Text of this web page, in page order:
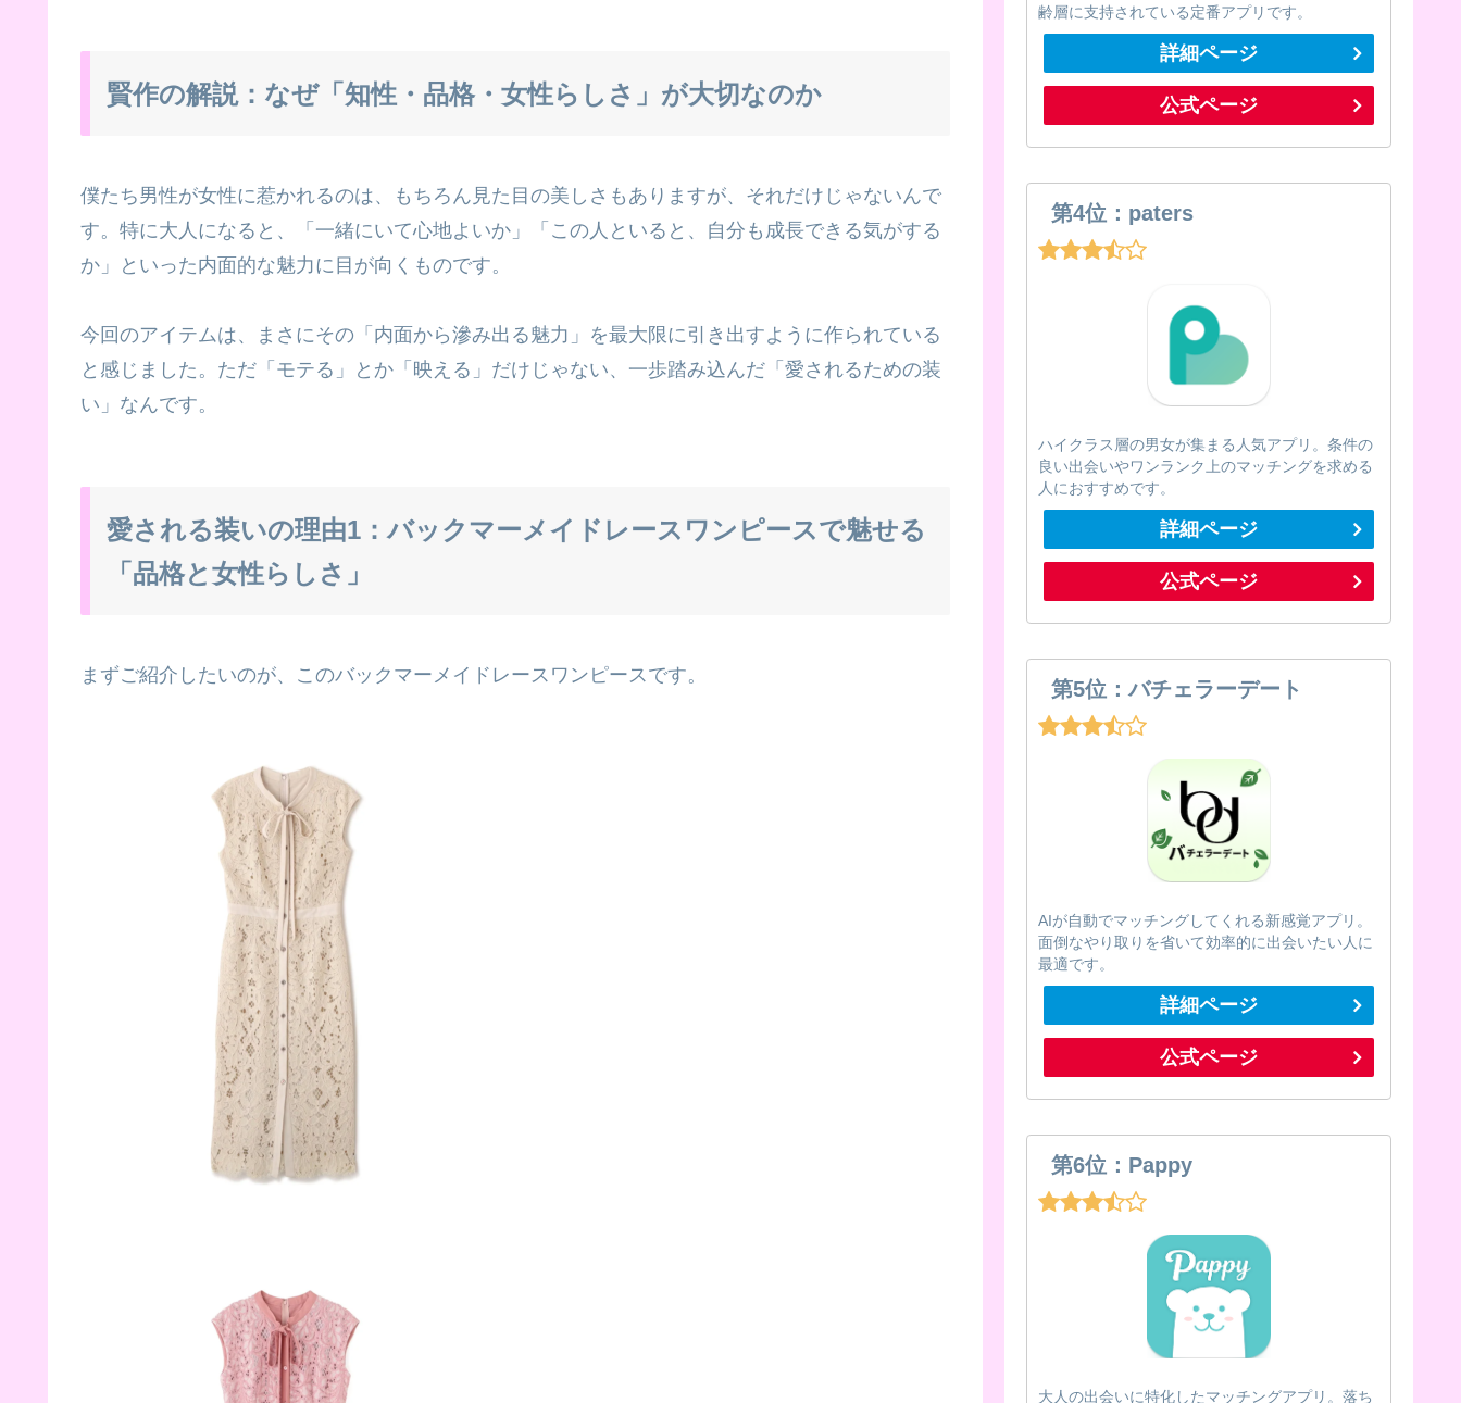
賢作の解説：なぜ「知性・品格・女性らしさ」が大切なのか
僕たち男性が女性に惹かれるのは、もちろん見た目の美しさもありますが、それだけじゃないんで
す。特に大人になると、「一緒にいて心地よいか」「この人といると、自分も成長できる気がする
か」といった内面的な魅力に目が向くものです。
今回のアイテムは、まさにその「内面から滲み出る魅力」を最大限に引き出すように作られている
と感じました。ただ「モテる」とか「映える」だけじゃない、一歩踏み込んだ「愛されるための装
い」なんです。
愛される装いの理由1：バックマーメイドレースワンピースで魅せる
「品格と女性らしさ」
まずご紹介したいのが、このバックマーメイドレースワンピースです。
齢層に支持されている定番アプリです。
詳細ページ
公式ページ
第4位：paters
ハイクラス層の男女が集まる人気アプリ。条件の
良い出会いやワンランク上のマッチングを求める
人におすすめです。
詳細ページ
公式ページ
第5位：バチェラーデート
AIが自動でマッチングしてくれる新感覚アプリ。
面倒なやり取りを省いて効率的に出会いたい人に
最適です。
詳細ページ
公式ページ
第6位：Pappy
大人の出会いに特化したマッチングアプリ。落ち